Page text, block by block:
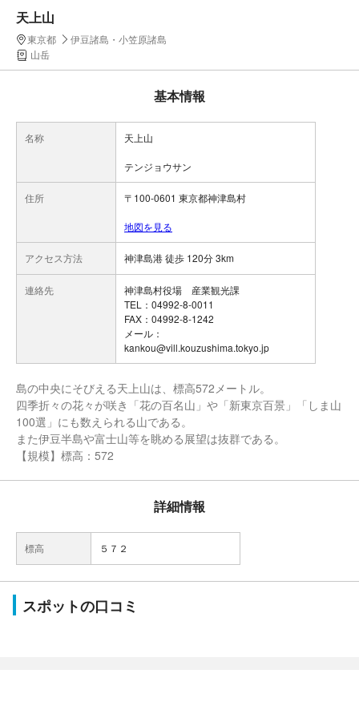
天上山
東京都
伊豆諸島・小笠原諸島
山岳
基本情報
名称 天上山
テンジョウサン
住所 〒100-0601 東京都神津島村
地図を見る
アクセス方法 神津島港 徒歩 120分 3km
連絡先
神津島村役場 産業観光課
TEL：04992-8-0011
FAX：04992-8-1242
メール：
kankou@vill.kouzushima.tokyo.jp
島の中央にそびえる天上山は、標高572メートル。
四季折々の花々が咲き「花の百名山」や「新東京百景」「しま山
100選」にも数えられる山である。
また伊豆半島や富士山等を眺める展望は抜群である。
【規模】標高：572
詳細情報
標高 ５７２
スポットの口コミ